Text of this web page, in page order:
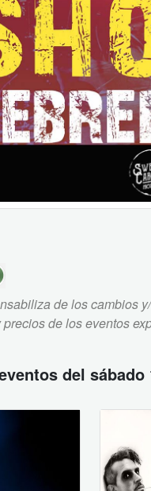
de los cambios
de los eventos
del sábado